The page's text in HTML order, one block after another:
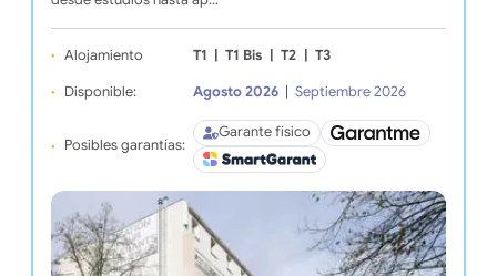
Alojamiento T1 T1 Bis T2 T3
Disponible: Agosto 2026 Septiembre 2026
Posibles garantías:
Garante físico